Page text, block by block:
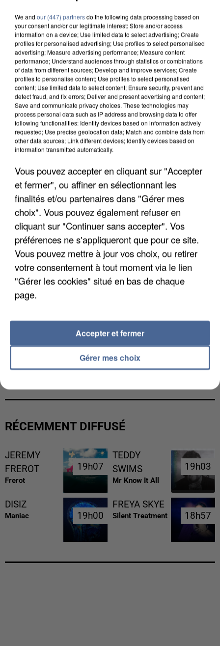
APRÈS TOUTES CES CANICULES, LES REFUGES
DE FAUNE SAUVAGE SONT...
L’UN DES FONDATEURS SUPPOSÉS DE LA DZ
MAFIA INTERPELLÉ EN ALGÉRIE
RÉCEMMENT DIFFUSÉ
JEREMY
FREROT
Frerot
19h07
19h07
TEDDY
SWIMS
Mr Know It All
19h03
19h03
DISIZ
Maniac 19h00
19h00
FREYA SKYE
Silent Treatment 18h57
18h57
We and our (447) partnersdo the following data processing based on
your consent and/or our legitimate interest: Store and/or access
information on a device; Use limited data to select advertising; Create
profiles for personalised advertising; Use profiles to select personalised
advertising; Measure advertising performance; Measure content
performance; Understand audiences through statistics or combinations
of data from different sources; Develop and improve services; Create
profiles to personalise content; Use profiles to select personalised
content; Use limited data to select content; Ensure security, prevent and
detect fraud, and fix errors; Deliver and present advertising and content;
Save and communicate privacy choices. These technologies may
process personal data such as IP address and browsing data to offer
following functionalities: Identify devices based on information actively
requested; Use precise geolocation data; Match and combine data from
other data sources; Link different devices; Identify devices based on
information transmitted automatically.
Vous pouvez accepter en cliquant sur "Accepter
et fermer", ou affiner en sélectionnant les
finalités et/ou partenaires dans "Gérer mes
choix". Vous pouvez également refuser en
cliquant sur "Continuer sans accepter". Vos
préférences ne s'appliqueront que pour ce site.
Vous pouvez mettre à jour vos choix, ou retirer
votre consentement à tout moment via le lien
"Gérer les cookies" situé en bas de chaque
page.
Gérer mes choix
Accepter et fermer